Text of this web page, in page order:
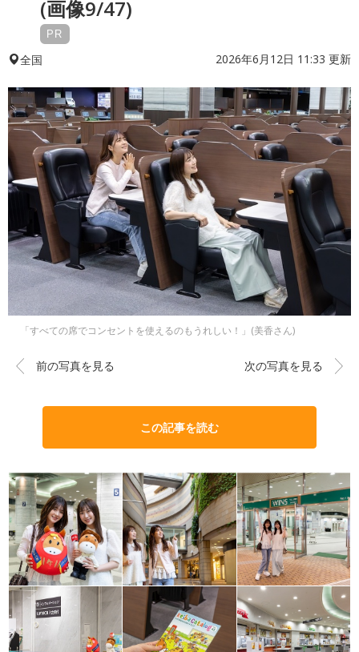
(画像9/47)
PR
全国 2026年6月12日 11:33 更新
「すべての席でコンセントを使えるのもうれしい！」(美香さん)
前の写真を見る 次の写真を見る
この記事を読む